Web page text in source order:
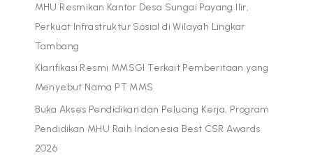
MHU Resmikan Kantor Desa Sungai Payang Ilir,
Perkuat Infrastruktur Sosial di Wilayah Lingkar
Tambang
Klarifikasi Resmi MMSGI Terkait Pemberitaan yang
Menyebut Nama PT MMS
Buka Akses Pendidikan dan Peluang Kerja, Program
Pendidikan MHU Raih Indonesia Best CSR Awards
2026